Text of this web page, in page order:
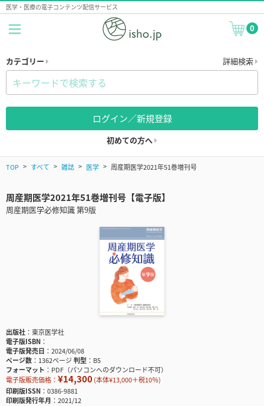
医学・医療の電子コンテンツ配信サービス
0
カテゴリー 詳細検索
ログイン／新規登録
初めての方へ
TOP すべて 雑誌 医学 周産期医学2021年51巻増刊号
周産期医学2021年51巻増刊号【電子版】
周産期医学必修知識 第9版
出版社
東京医学社
電子版ISBN
電子版発売日
2024/06/08
ページ数
1362ページ判型
B5
フォーマット
PDF（パソコンへのダウンロード不可）
電子版販売価格： ¥14,300(本体¥13,000＋税10％)
印刷版ISSN
0386-9881
印刷版発行年月
2021/12